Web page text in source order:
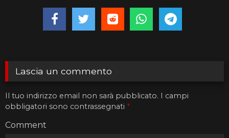
Lascia un commento
Il tuo indirizzo email non sarà pubblicato. I campi
obbligatori sono contrassegnati *
Comment